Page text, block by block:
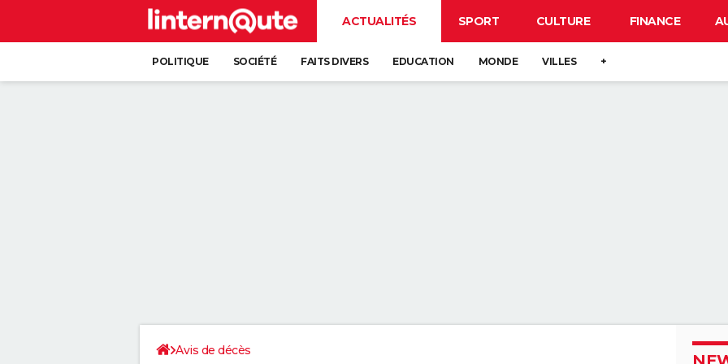
ACTUALITÉS SPORT CULTURE FINANCE
POLITIQUE SOCIÉTÉ FAITS DIVERS EDUCATION MONDE VILLES +
Avis de décès